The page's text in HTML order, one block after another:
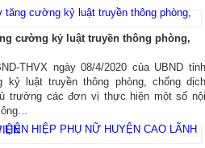
cường kỷ luật truyền thông phòng,
THVX ngày 08/4/2020 của UBND tỉnh
luật truyền thông phòng, chống dịch
trưởng các đơn vị thực hiện một số nội